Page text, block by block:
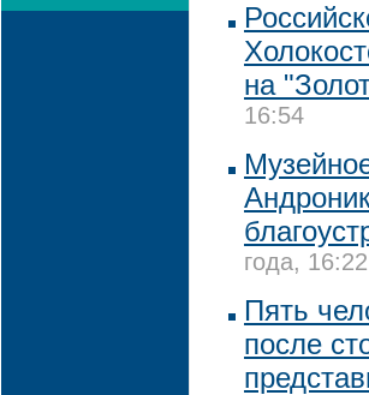
на
16:54
года, 16:22
Пять
после